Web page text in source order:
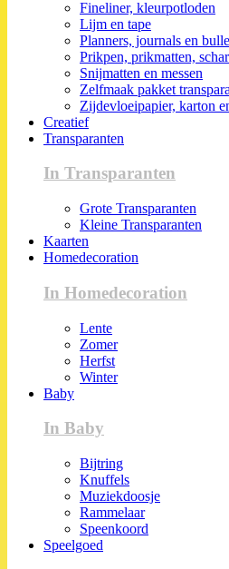
Fineliner, kleurpotloden
Lijm en tape
Planners, journals en
Prikpen, prikmatten,
Snijmatten en messen
Zelfmaak pakket
Zijdevloeipapier, karton
Creatief
Transparanten
In Transparanten
Grote Transparanten
Kleine Transparanten
Kaarten
Homedecoration
In Homedecoration
Lente
Zomer
Herfst
Winter
Baby
In Baby
Bijtring
Knuffels
Muziekdoosje
Rammelaar
Speenkoord
Speelgoed